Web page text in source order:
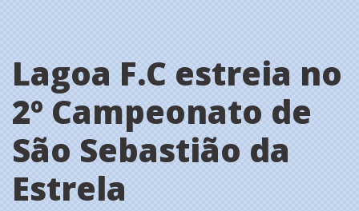
Lagoa F.C estreia no
2º Campeonato de
São Sebastião da
Estrela